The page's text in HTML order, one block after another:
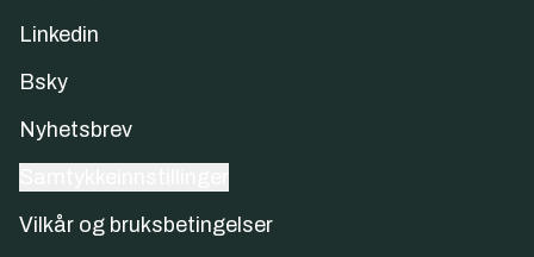
Linkedin
Bsky
Nyhetsbrev
Vilkår og bruksbetingelser